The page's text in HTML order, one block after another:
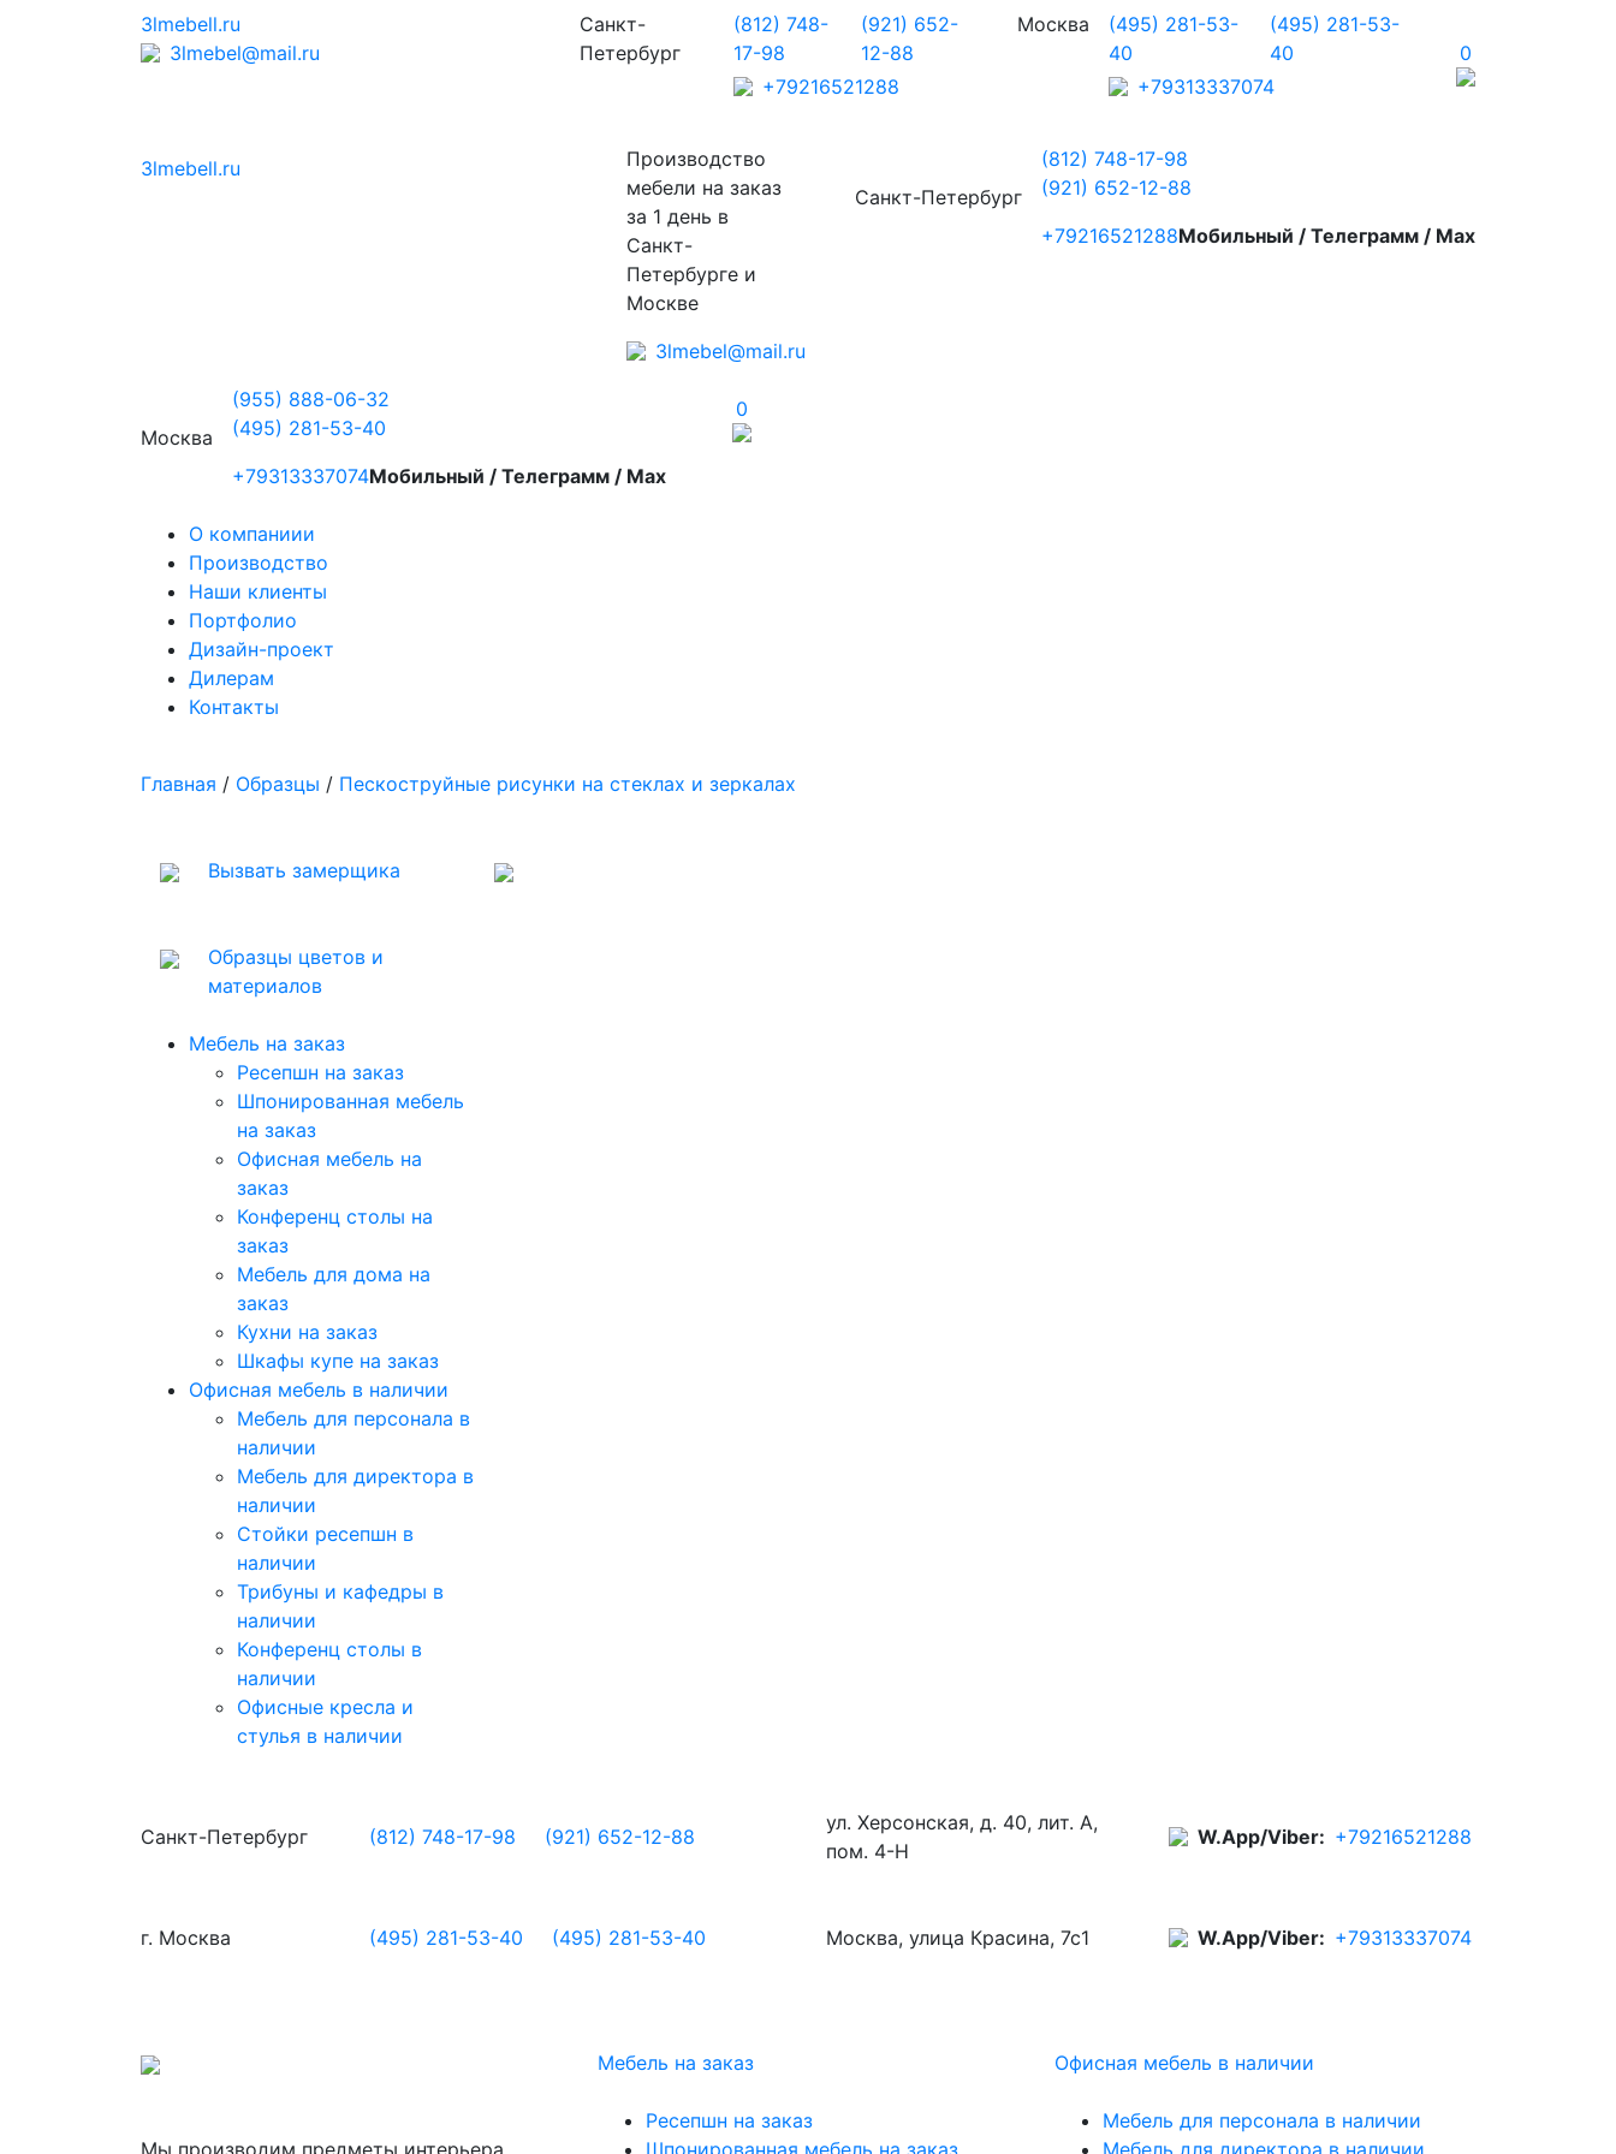
3lmebell.ru
3lmebel@mail.ru
Санкт-
Петербург
(812) 748-
17-98
(921) 652-
12-88
+79216521288
Москва
(495) 281-53-
40
(495) 281-53-
40
+79313337074
0
3lmebell.ru
Производство
мебели на заказ
за 1 день в
Санкт-
Петербурге и
Москве
3lmebel@mail.ru
Санкт-Петербург
(812) 748-17-98
(921) 652-12-88
+79216521288Мобильный / Телеграмм / Max
Москва
(955) 888-06-32
(495) 281-53-40
+79313337074Мобильный / Телеграмм / Max
0
О компаниии
Производство
Наши клиенты
Портфолио
Дизайн-проект
Дилерам
Контакты
Главная / Образцы / Пескоструйные рисунки на стеклах и зеркалах
Вызвать замерщика
Образцы цветов и
материалов
Мебель на заказ
Ресепшн на заказ
Шпонированная мебель
на заказ
Офисная мебель на
заказ
Конференц столы на
заказ
Мебель для дома на
заказ
Кухни на заказ
Шкафы купе на заказ
Офисная мебель в наличии
Мебель для персонала в
наличии
Мебель для директора в
наличии
Стойки ресепшн в
наличии
Трибуны и кафедры в
наличии
Конференц столы в
наличии
Офисные кресла и
стулья в наличии
Санкт-Петербург (812) 748-17-98 (921) 652-12-88
ул. Херсонская, д. 40, лит. А,
пом. 4-Н
W.App/Viber: +79216521288
г. Москва (495) 281-53-40 (495) 281-53-40 Москва, улица Красина, 7с1 W.App/Viber: +79313337074
Мы производим предметы интерьера
Мебель на заказ
Ресепшн на заказ
Шпонированная мебель на заказ
Офисная мебель в наличии
Мебель для персонала в наличии
Мебель для директора в наличии